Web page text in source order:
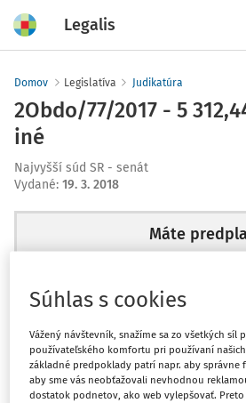
Legalis
Domov Legislatíva Judikatúra
2Obdo/77/2017 - 5
iné
Najvyšší súd SR - senát
Vydané: 19. 3. 2018
Máte
Ups, zatiaľ ste si
začiatok...
Súhlas s cookies
Vážený návštevník, snažíme sa zo všetkých síl
používateľského komfortu pri používaní
základné predpoklady patrí napr. aby správne
aby sme vás neobťažovali nevhodnou
dostatok podnetov, ako web vylepšovať.